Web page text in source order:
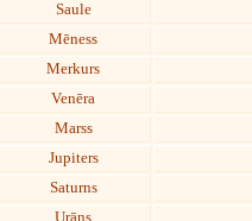
Saule
Mēness
Merkurs
Venēra
Marss
Jupiters
Saturns
Urāns